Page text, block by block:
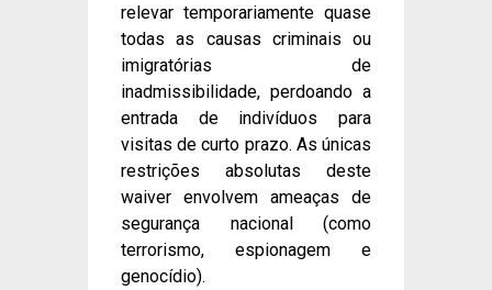
relevar temporariamente quase
todas as causas criminais ou
imigratórias de
inadmissibilidade, perdoando a
entrada de indivíduos para
visitas de curto prazo. As únicas
restrições absolutas deste
waiver envolvem ameaças de
segurança nacional (como
terrorismo, espionagem e
genocídio).